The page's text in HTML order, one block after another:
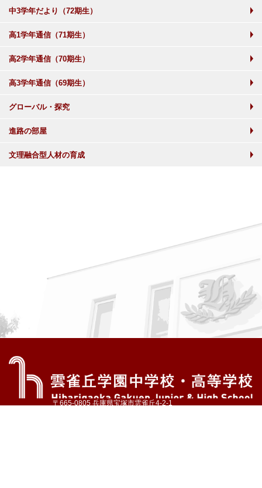
中3学年だより（72期生）
高1学年通信（71期生）
高2学年通信（70期生）
高3学年通信（69期生）
グローバル・探究
進路の部屋
文理融合型人材の育成
〒665-0805 兵庫県宝塚市雲雀丘4-2-1